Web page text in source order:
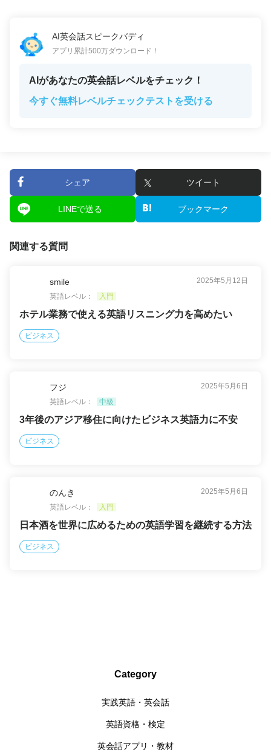
AI英会話スピークバディ
アプリ累計500万ダウンロード！
AIがあなたの英会話レベルをチェック！
今すぐ無料レベルチェックテストを受ける
シェア ツイート
LINEで送る ブックマーク
関連する質問
smile
2025年5月12日
英語レベル：
入門
ホテル業務で使える英語リスニング力を高めたい
ビジネス
フジ
2025年5月6日
英語レベル：
中級
3年後のアジア移住に向けたビジネス英語力に不安
ビジネス
のんき
2025年5月6日
英語レベル：
入門
日本酒を世界に広めるための英語学習を継続する方法
ビジネス
Category
実践英語・英会話
英語資格・検定
英会話アプリ・教材